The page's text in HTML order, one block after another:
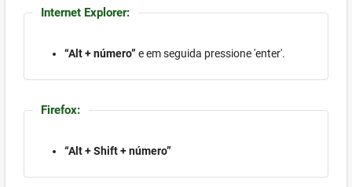
Internet Explorer:
“Alt + número” e em seguida pressione 'enter'.
Firefox:
“Alt + Shift + número”